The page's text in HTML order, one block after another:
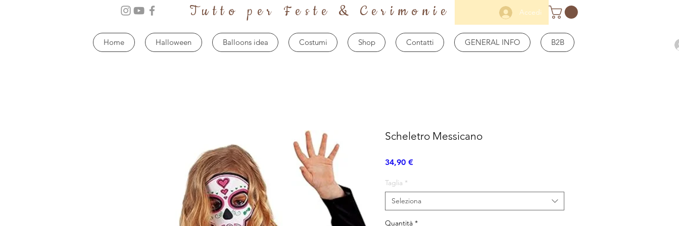
Tutto per Feste & Cerimonie Accedi
Home Halloween Balloons idea Costumi Shop Contatti GENERAL INFO B2B
Scheletro Messicano
34,90 €Prezzo
Taglia *
Seleziona
Quantità *